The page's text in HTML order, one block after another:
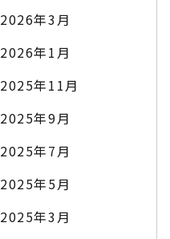
2026年3月
2026年1月
2025年11月
2025年9月
2025年7月
2025年5月
2025年3月